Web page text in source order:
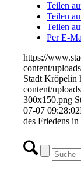
Teilen
Teilen
Teilen
Per E-
https://
content/
Stadt Kröpelin
content/
300x150.png
07-07 09:28:02
des Friedens